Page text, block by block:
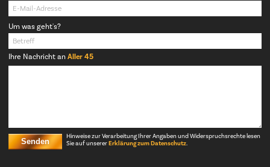
Um was geht's?
Ihre Nachricht anAller 45
Senden
Hinweise zur Verarbeitung Ihrer Angaben und Widerspruchsrechte lesen
Sie auf unsererErklärung zum Datenschutz.